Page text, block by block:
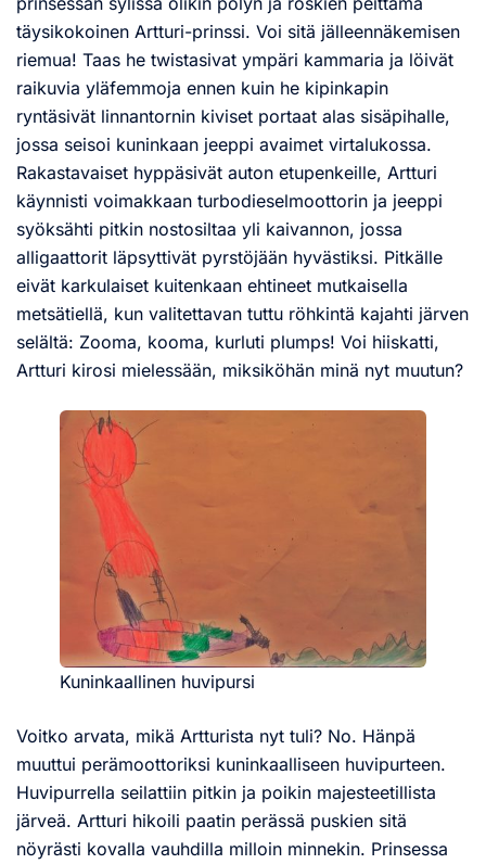
täysikokoinen Artturi-prinssi. Voi sitä jälleennäkemisen
riemua! Taas he twistasivat ympäri kammaria ja löivät
raikuvia yläfemmoja ennen kuin he kipinkapin
ryntäsivät linnantornin kiviset portaat alas sisäpihalle,
jossa seisoi kuninkaan jeeppi avaimet virtalukossa.
Rakastavaiset hyppäsivät auton etupenkeille, Artturi
käynnisti voimakkaan turbodieselmoottorin ja jeeppi
syöksähti pitkin nostosiltaa yli kaivannon, jossa
alligaattorit läpsyttivät pyrstöjään hyvästiksi. Pitkälle
eivät karkulaiset kuitenkaan ehtineet mutkaisella
metsätiellä, kun valitettavan tuttu röhkintä kajahti järven
selältä: Zooma, kooma, kurluti plumps! Voi hiiskatti,
Artturi kirosi mielessään, miksiköhän minä nyt muutun?
Kuninkaallinen huvipursi
Voitko arvata, mikä Artturista nyt tuli? No. Hänpä
muuttui perämoottoriksi kuninkaalliseen huvipurteen.
Huvipurrella seilattiin pitkin ja poikin majesteetillista
järveä. Artturi hikoili paatin perässä puskien sitä
nöyrästi kovalla vauhdilla milloin minnekin. Prinsessa